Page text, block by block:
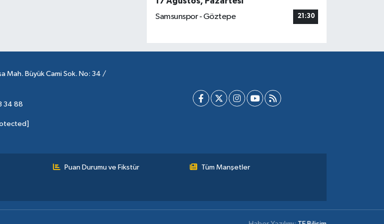
Samsunspor - Göztepe
21:30
Mah. Büyük Cami Sok. No: 34 /
34 88
Puan Durumu ve Fikstür Tüm Manşetler